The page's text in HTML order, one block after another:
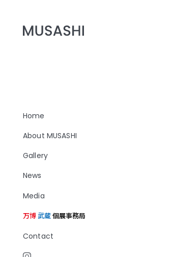
Home
About MUSASHI
Gallery
News
Media
万博 武蔵個展事務局
Contact